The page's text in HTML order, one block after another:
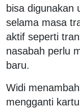
bisa digunakan
selama masa
aktif seperti
nasabah perlu
baru.
Widi
mengganti